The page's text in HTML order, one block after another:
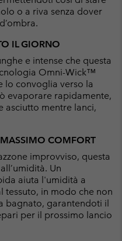
o a riva senza dover
IL GIORNO
e intense che questa
Omni-Wick™
lo convoglia verso la
evaporare rapidamente,
asciutto mentre lanci,
MASSIMO COMFORT
improvviso, questa
Un
aiuta l'umidità a
tessuto, in modo che non
bagnato, garantendoti il
per il prossimo lancio